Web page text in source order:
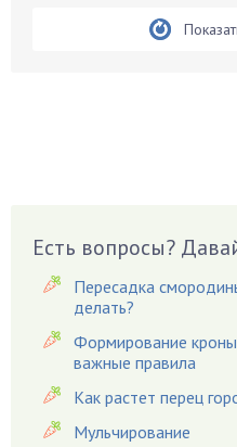
Вазоны
Вешенки
Виноград
Вишня
Вредители
Гардения
Гацания
Есть вопросы?
Пересадка
делать?
Формирование
важные правила
Как растет перец
Мульчирование